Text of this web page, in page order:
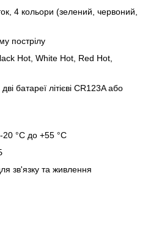
4 кольори (зелений, червоний,
пострілу
Hot, White Hot, Red Hot,
батареї літієві CR123A або
20 °C до +55 °C
зв'язку та живлення